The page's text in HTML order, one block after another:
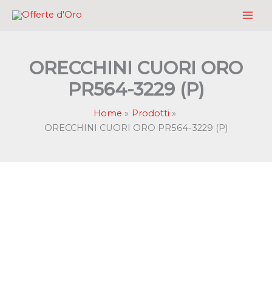
ORECCHINI CUORI ORO
PR564-3229 (P)
Home
Prodotti
ORECCHINI CUORI ORO PR564-3229 (P)